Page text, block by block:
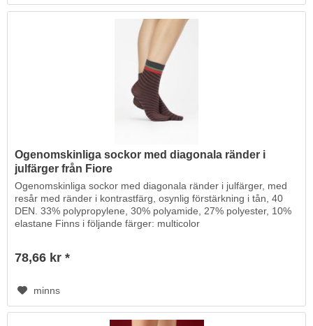
Ogenomskinliga sockor med diagonala ränder i
julfärger från Fiore
Ogenomskinliga sockor med diagonala ränder i julfärger, med
resår med ränder i kontrastfärg, osynlig förstärkning i tån, 40
DEN. 33% polypropylene, 30% polyamide, 27% polyester, 10%
elastane Finns i följande färger: multicolor
78,66 kr *
minns